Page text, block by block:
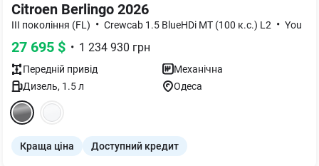
Citroen Berlingo 2026
III покоління (FL) • Crewcab 1.5 BlueHDi MT (100 к.с.) L2 • You
27 695 $ • 1 234 930 грн
Передній привід
Механічна
Дизель, 1.5л Одеса
Краща ціна Доступний кредит